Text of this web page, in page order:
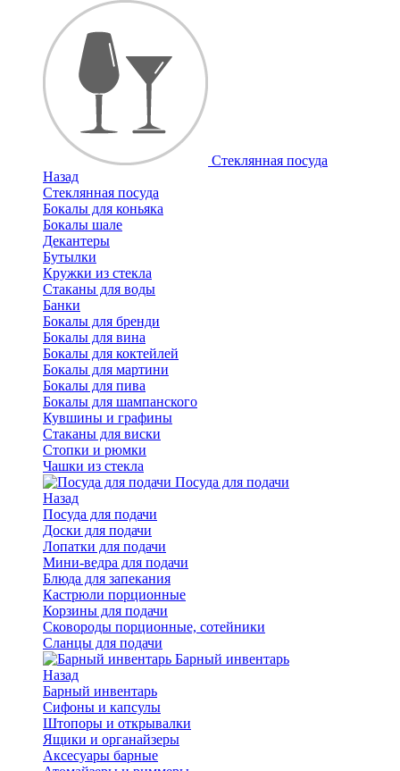
Стеклянная посуда
Назад
Стеклянная посуда
Бокалы для коньяка
Бокалы шале
Декантеры
Бутылки
Кружки из стекла
Стаканы для воды
Банки
Бокалы для бренди
Бокалы для вина
Бокалы для коктейлей
Бокалы для мартини
Бокалы для пива
Бокалы для шампанского
Кувшины и графины
Стаканы для виски
Стопки и рюмки
Чашки из стекла
Посуда для подачи
Назад
Посуда для подачи
Доски для подачи
Лопатки для подачи
Мини-ведра для подачи
Блюда для запекания
Кастрюли порционные
Корзины для подачи
Сковороды порционные, сотейники
Сланцы для подачи
Барный инвентарь
Назад
Барный инвентарь
Сифоны и капсулы
Штопоры и открывалки
Ящики и органайзеры
Аксесуары барные